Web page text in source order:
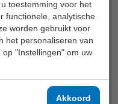
toestemming voor het
functionele, analytische
worden gebruikt voor
het personaliseren van
"Instellingen" om uw
Akkoord
t.b.v. de